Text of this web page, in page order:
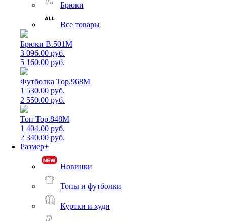
Брюки
Все товары
Брюки B.501M
3 096.00 руб.
5 160.00 руб.
Футболка Top.968M
1 530.00 руб.
2 550.00 руб.
Топ Top.848M
1 404.00 руб.
2 340.00 руб.
Размер+
Новинки
Топы и футболки
Куртки и худи